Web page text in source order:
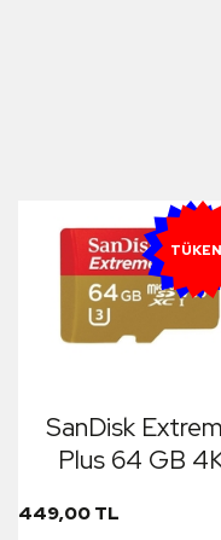
YENI
SanDisk
Plus 64 GB
449,00 TL